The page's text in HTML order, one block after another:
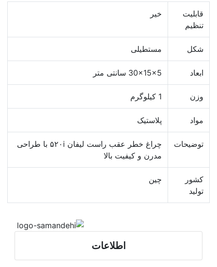
قابلیت
تنظیم
خیر
شکل مستطیلی
ابعاد 30x15x5 سانتی متر
وزن 1 کیلوگرم
مواد پلاستیک
توضیحات
چراغ خطر عقب راست لیفان ۵۲۰i با طراحی
مدرن و کیفیت بالا
کشور
تولید
چین
اطلاعات